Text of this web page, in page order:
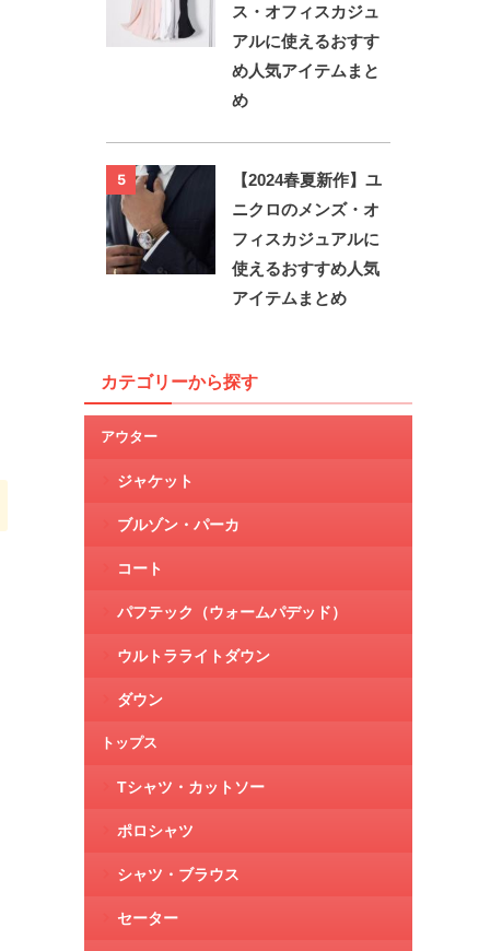
ス・オフィスカジュ
アルに使えるおすす
め人気アイテムまと
め
5
【2024春夏新作】ユ
ニクロのメンズ・オ
フィスカジュアルに
使えるおすすめ人気
アイテムまとめ
カテゴリーから探す
アウター
ジャケット
ブルゾン・パーカ
コート
パフテック（ウォームパデッド）
ウルトラライトダウン
ダウン
トップス
Tシャツ・カットソー
ポロシャツ
シャツ・ブラウス
セーター